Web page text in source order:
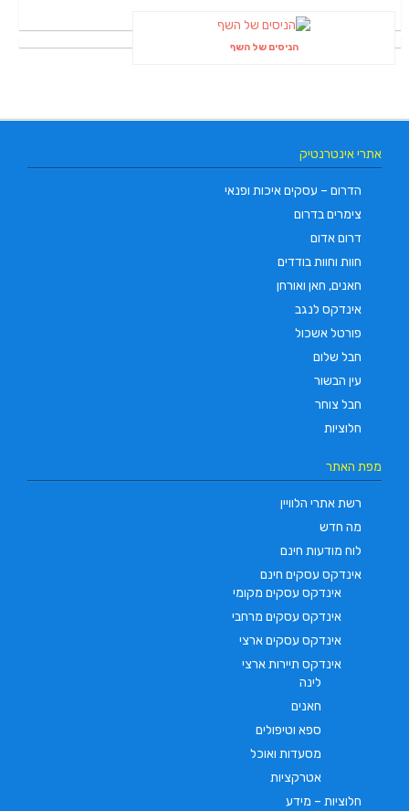
הניסים של השף
אתרי אינטרנטיק
הדרום – עסקים איכות ופנאי
צימרים בדרום
דרום אדום
חוות וחוות בודדים
חאנים, חאן ואורחן
אינדקס לנגב
פורטל אשכול
חבל שלום
עין הבשור
חבל צוחר
חלוציות
מפת האתר
רשת אתרי הלוויין
מה חדש
לוח מודעות חינם
אינדקס עסקים חינם
אינדקס עסקים מקומי
אינדקס עסקים מרחבי
אינדקס עסקים ארצי
אינדקס תיירות ארצי
לינה
חאנים
ספא וטיפולים
מסעדות ואוכל
אטרקציות
חלוציות – מידע